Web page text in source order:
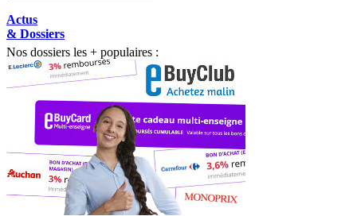
Actus
& Dossiers
Nos dossiers les + populaires :